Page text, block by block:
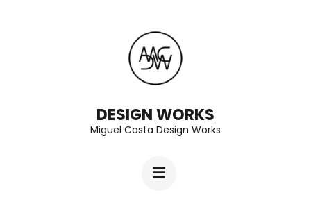
DESIGN WORKS
Miguel Costa Design Works